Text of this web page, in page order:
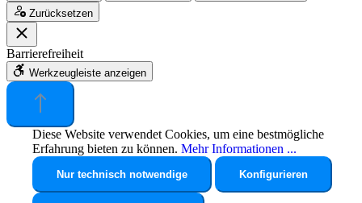
Zurücksetzen
Barrierefreiheit
Werkzeugleiste anzeigen
Diese Website verwendet Cookies, um eine bestmögliche
Erfahrung bieten zu können. Mehr Informationen ...
Nur technisch notwendige Konfigurieren